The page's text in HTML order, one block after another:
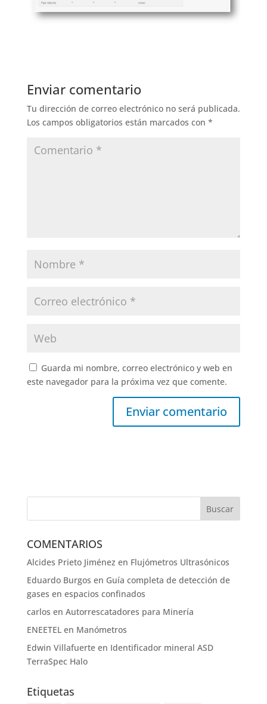
Enviar comentario
Tu dirección de correo electrónico no será publicada.
Los campos obligatorios están marcados con *
Guarda mi nombre, correo electrónico y web en
este navegador para la próxima vez que comente.
COMENTARIOS
Alcides Prieto Jiménez en Flujómetros Ultrasónicos
Eduardo Burgos en Guía completa de detección de
gases en espacios confinados
carlos en Autorrescatadores para Minería
ENEETELen Manómetros
Edwin Villafuerteen Identificador mineral ASD
TerraSpec Halo
Etiquetas